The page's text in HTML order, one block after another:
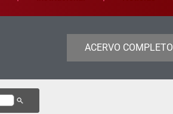
ACERVO COMPLETO